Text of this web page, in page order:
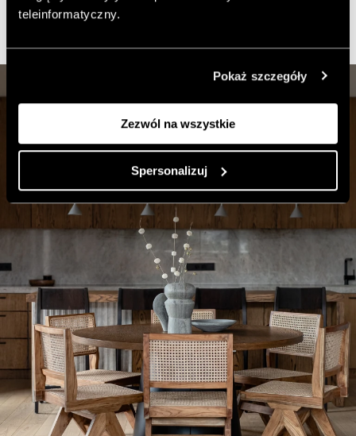
teleinformatyczny.
Pokaż szczegóły
Zezwól na wszystkie
Spersonalizuj